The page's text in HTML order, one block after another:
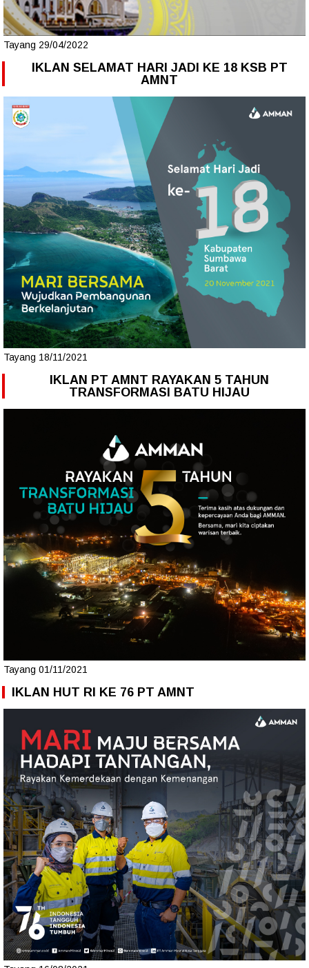
Tayang 29/04/2022
IKLAN SELAMAT HARI JADI KE 18 KSB PT
AMNT
Tayang 18/11/2021
IKLAN PT AMNT RAYAKAN 5 TAHUN
TRANSFORMASI BATU HIJAU
Tayang 01/11/2021
IKLAN HUT RI KE 76 PT AMNT